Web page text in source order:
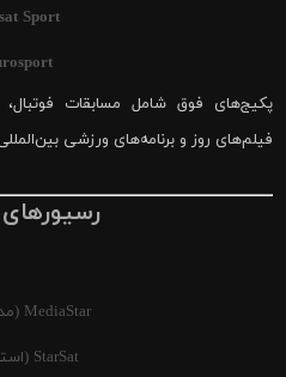
Sport
پکیج‌های فوق شامل مسابقات فوتبال،
فیلم‌های روز و برنامه‌های ورزشی
رسیورهای
MediaStar (مدیا استار)
StarSat (استارست)